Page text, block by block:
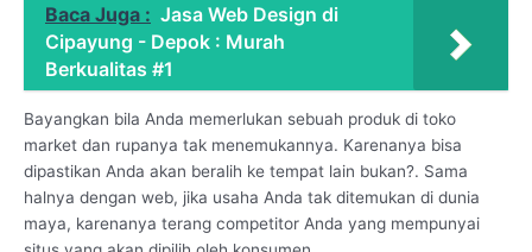
Baca Juga : Jasa Web Design di
Cipayung - Depok : Murah
Berkualitas #1
Bayangkan bila Anda memerlukan sebuah produk di toko
market dan rupanya tak menemukannya. Karenanya bisa
dipastikan Anda akan beralih ke tempat lain bukan?. Sama
halnya dengan web, jika usaha Anda tak ditemukan di dunia
maya, karenanya terang competitor Anda yang mempunyai